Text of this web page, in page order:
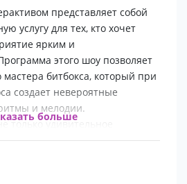
представляет собой
услугу для тех, кто хочет
ярким и
этого шоу позволяет
мастера битбокса, который при
создает невероятные
и мелодии.
только удивительное
мероприятие, которое
принимать участие в
больше